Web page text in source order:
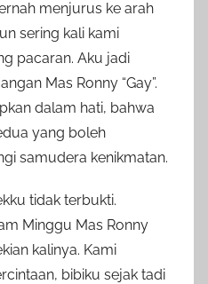
menjurus ke arah
sering kali kami
pacaran. Aku jadi
Mas Ronny “Gay”.
dalam hati, bahwa
yang boleh
samudera kenikmatan.
tidak terbukti.
Minggu Mas Ronny
kalinya. Kami
bibiku sejak tadi